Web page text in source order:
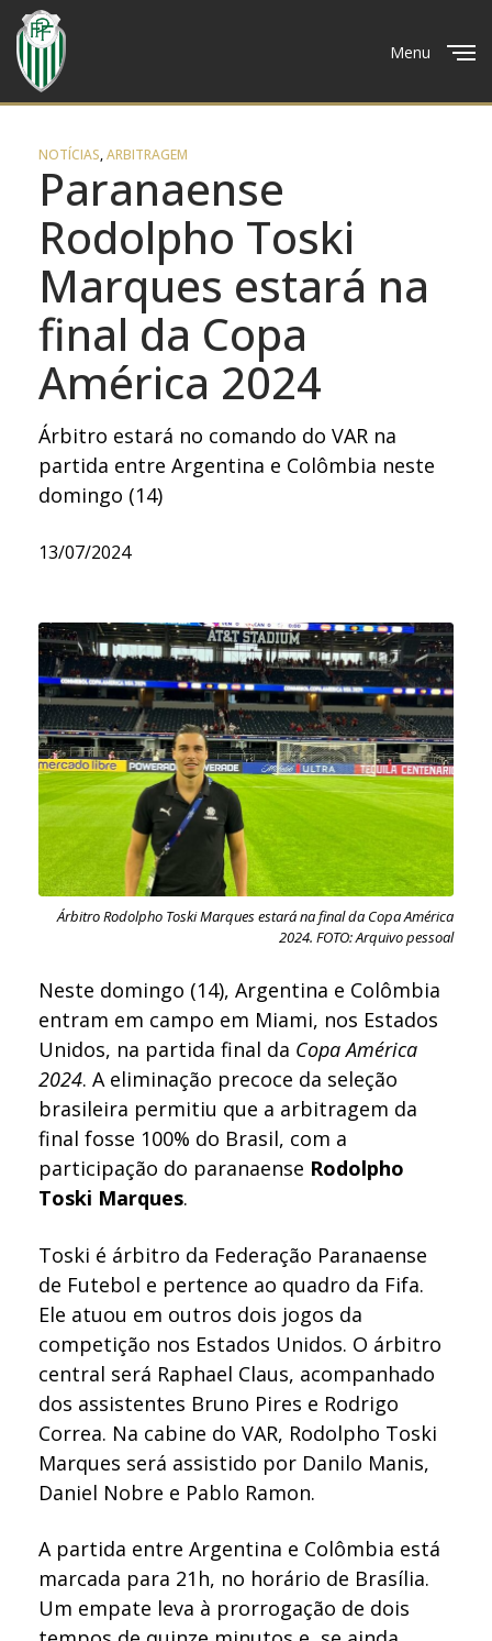
Menu
NOTÍCIAS,ARBITRAGEM
Paranaense
Rodolpho Toski
Marques estará na
final da Copa
América 2024
Árbitro estará no comando do VAR na
partida entre Argentina e Colômbia neste
domingo (14)
13/07/2024
Árbitro Rodolpho Toski Marques estará na final da Copa América
2024. FOTO: Arquivo pessoal
Neste domingo (14), Argentina e Colômbia
entram em campo em Miami, nos Estados
Unidos, na partida final da Copa América
2024. A eliminação precoce da seleção
brasileira permitiu que a arbitragem da
final fosse 100% do Brasil, com a
participação do paranaense Rodolpho
Toski Marques.
Toski é árbitro da Federação Paranaense
de Futebol e pertence ao quadro da Fifa.
Ele atuou em outros dois jogos da
competição nos Estados Unidos. O árbitro
central será Raphael Claus, acompanhado
dos assistentes Bruno Pires e Rodrigo
Correa. Na cabine do VAR, Rodolpho Toski
Marques será assistido por Danilo Manis,
Daniel Nobre e Pablo Ramon.
A partida entre Argentina e Colômbia está
marcada para 21h, no horário de Brasília.
Um empate leva à prorrogação de dois